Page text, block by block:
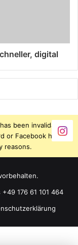
digital
been invalidated
or Facebook has
reasons.
176 61 101 464